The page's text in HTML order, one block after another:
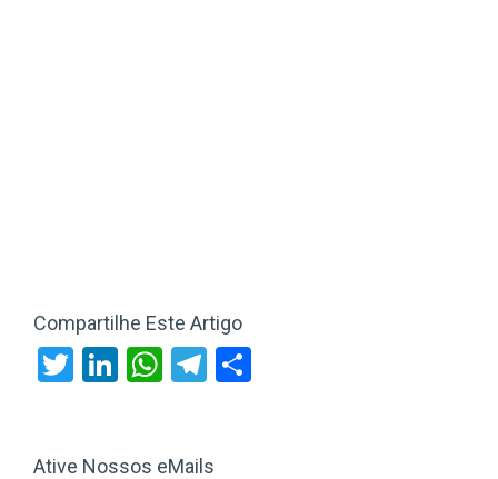
Compartilhe Este Artigo
Twitter
LinkedIn
WhatsApp
Telegram
Ative Nossos eMails